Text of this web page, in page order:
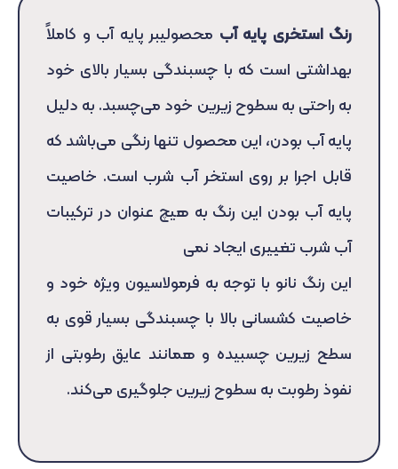
رنگ استخری پایه آب محصولیبر پایه آب و کاملاً
بهداشتی است که با چسبندگی بسیار بالای خود
به راحتی به سطوح زیرین خود می‌چسبد. به دلیل
پایه آب بودن، این محصول تنها رنگی می‌باشد که
قابل اجرا بر روی استخر آب شرب است. خاصیت
پایه آب بودن این رنگ به هیچ عنوان در ترکیبات
آب شرب تغییری ایجاد نمی‌
این رنگ نانو با توجه به فرمولاسیون ویژه خود و
خاصیت کشسانی بالا با چسبندگی بسیار قوی به
سطح زیرین چسبیده و همانند عایق رطوبتی از
نفوذ رطوبت به سطوح زیرین جلوگیری می‌کند.